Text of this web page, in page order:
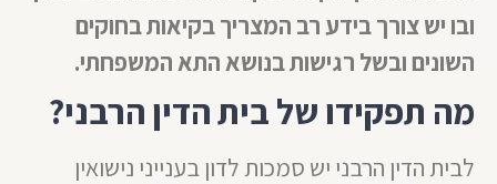
ובו יש צורך בידע רב המצריך בקיאות בחוקים
השונים ובשל רגישות בנושא התא המשפחתי.
מה תפקידו של בית הדין הרבני?
לבית הדין הרבני יש סמכות לדון בענייני נישואין